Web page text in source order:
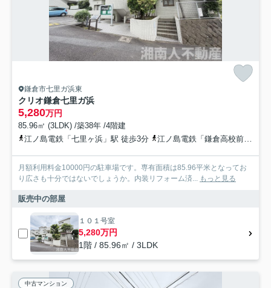
鎌倉市七里ガ浜東
クリオ鎌倉七里ガ浜
5,280万円
85.96㎡ (3LDK) /築38年 /4階建
江ノ島電鉄「七里ヶ浜」駅 徒歩3分
江ノ島電鉄「鎌倉高校前」駅 徒歩15分
月額利用料金10000円の駐車場です。専有面積は85.96平米となってお
り広さも十分ではないでしょうか。内装リフォーム済... もっと見る
販売中の部屋
１０１号室
5,280万円
1階 / 85.96㎡ / 3LDK
中古マンション